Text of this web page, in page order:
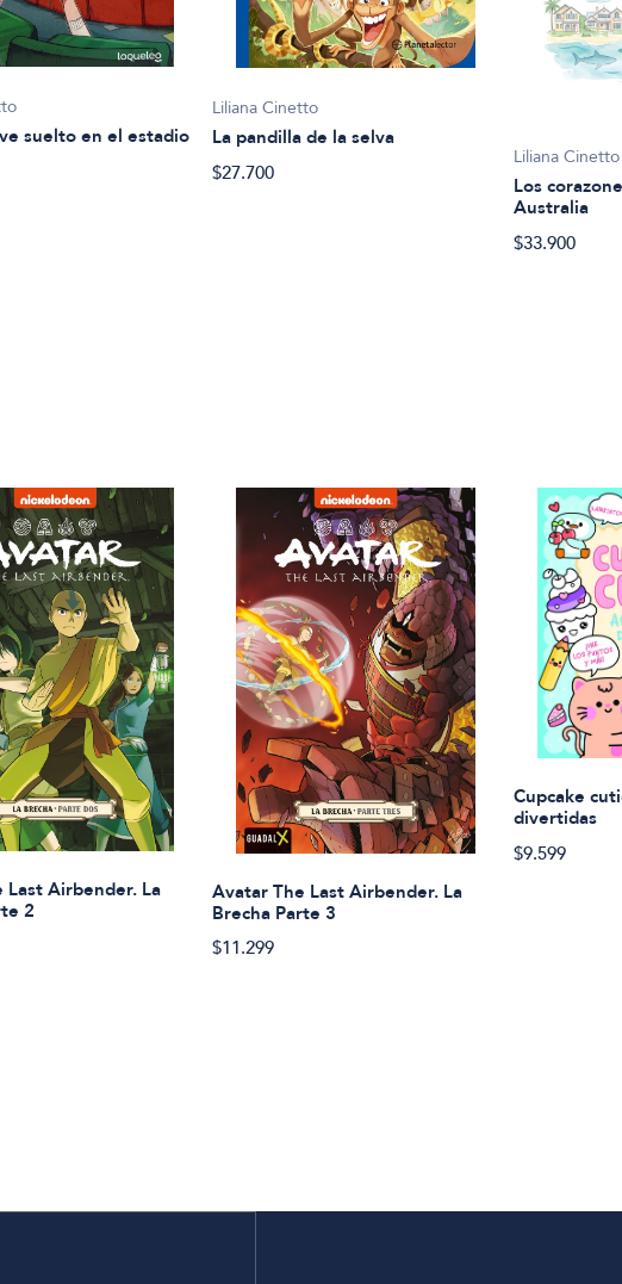
suelto en el estadio
Liliana Cinetto
La pandilla de la selva
$27.700
Liliana Cinetto
Los
Australia
$33.900
Last Airbender. La
2
Avatar The Last Airbender. La
Brecha Parte 3
$11.299
Cupcake
divertidas
$9.599